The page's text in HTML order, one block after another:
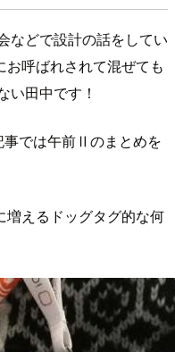
などで設計の話をしてい
呼ばれされて混ぜても
い田中です！
事では午前Ⅱのまとめを
えるドッグタグ的な何